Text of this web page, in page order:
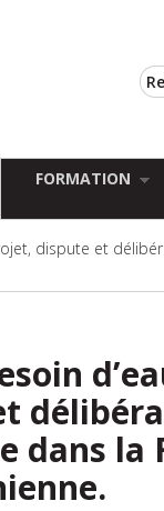
FORMATION
dispute et
dans la